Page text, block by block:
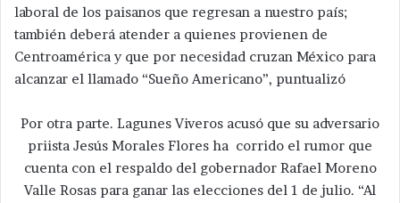
laboral de los paisanos que regresan a nuestro país;
también deberá atender a quienes provienen de
Centroamérica y que por necesidad cruzan México para
alcanzar el llamado “Sueño Americano”, puntualizó
Por otra parte. Lagunes Viveros acusó que su adversario
priista Jesús Morales Flores ha corrido el rumor que
cuenta con el respaldo del gobernador Rafael Moreno
Valle Rosas para ganar las elecciones del 1 de julio. “Al